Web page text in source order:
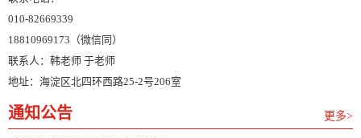
010-82669339
18810969173（微信同）
联系人：韩老师 于老师
地址：海淀区北四环西路25-2号206室
通知公告 更多>